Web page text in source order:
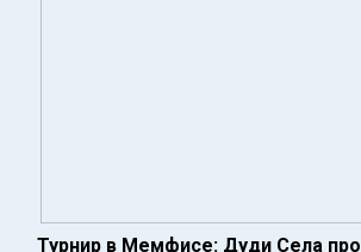
Турнир в Мемфисе: Дуди Села